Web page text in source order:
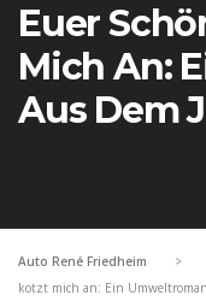
Euer
Mich An:
Aus Dem
Auto René Friedheim >
kotzt mich an: Ein